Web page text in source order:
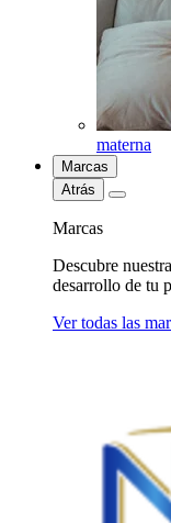
materna
Marcas
Atrás
Marcas
Descubre
desarrollo de tu
Ver todas las